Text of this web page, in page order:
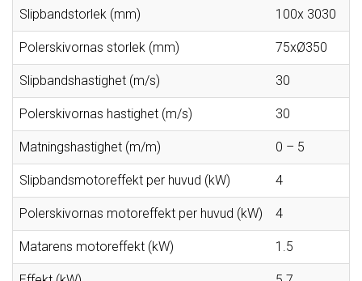
Slipbandstorlek (mm) 100x 3030
Polerskivornas storlek (mm) 75xØ350
Slipbandshastighet (m/s) 30
Polerskivornas hastighet (m/s) 30
Matningshastighet (m/m) 0 – 5
Slipbandsmotoreffekt per huvud (kW) 4
Polerskivornas motoreffekt per huvud (kW) 4
Matarens motoreffekt (kW) 1.5